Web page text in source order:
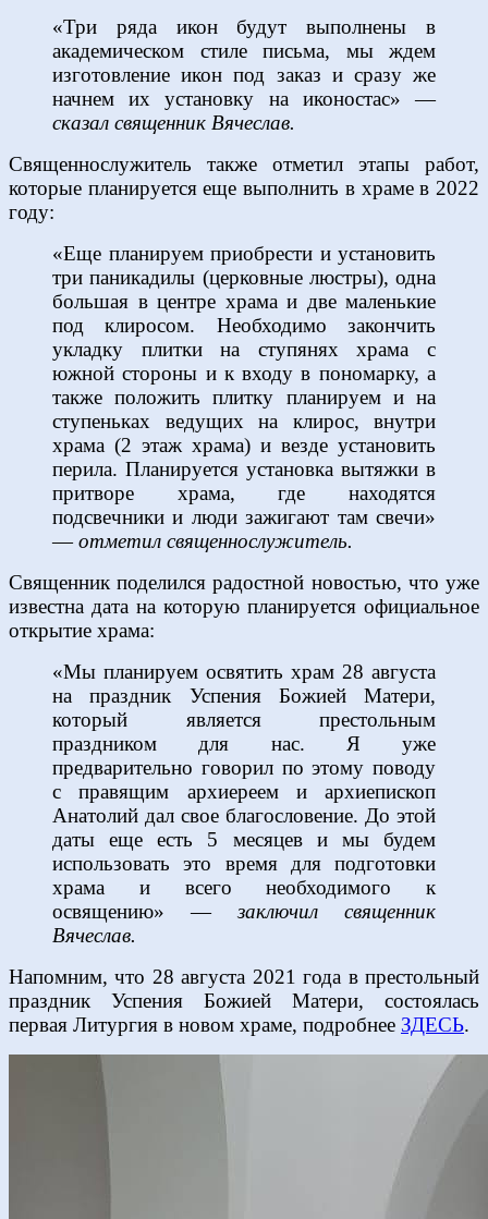
«Три ряда икон будут выполнены в
академическом стиле письма, мы ждем
изготовление икон под заказ и сразу же
начнем их установку на иконостас» —
сказал священник Вячеслав.
Священнослужитель также отметил этапы работ,
которые планируется еще выполнить в храме в 2022
году:
«Еще планируем приобрести и установить
три паникадилы (церковные люстры), одна
большая в центре храма и две маленькие
под клиросом. Необходимо закончить
укладку плитки на ступянях храма с
южной стороны и к входу в пономарку, а
также положить плитку планируем и на
ступеньках ведущих на клирос, внутри
храма (2 этаж храма) и везде установить
перила. Планируется установка вытяжки в
притворе храма, где находятся
подсвечники и люди зажигают там свечи»
—отметил священнослужитель.
Священник поделился радостной новостью, что уже
известна дата на которую планируется официальное
открытие храма:
«Мы планируем освятить храм 28 августа
на праздник Успения Божией Матери,
который является престольным
праздником для нас. Я уже
предварительно говорил по этому поводу
с правящим архиереем и архиепископ
Анатолий дал свое благословение. До этой
даты еще есть 5 месяцев и мы будем
использовать это время для подготовки
храма и всего необходимого к
освящению» —заключил священник
Вячеслав.
Напомним, что 28 августа 2021 года в престольный
праздник Успения Божией Матери, состоялась
первая Литургия в новом храме, подробнее ЗДЕСЬ.